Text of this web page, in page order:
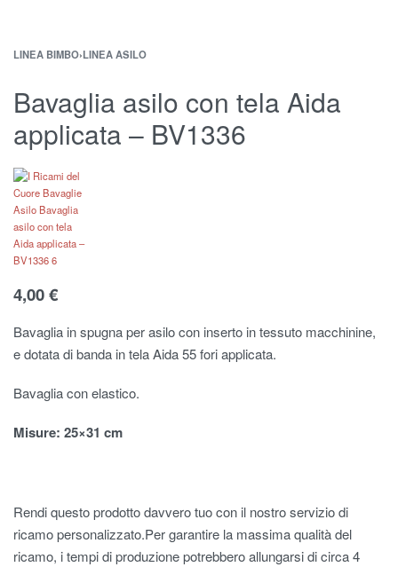
LINEA BIMBO›LINEA ASILO
Bavaglia asilo con tela Aida
applicata – BV1336
4,00€
Bavaglia in spugna per asilo con inserto in tessuto macchinine,
e dotata di banda in tela Aida 55 fori applicata.
Bavaglia con elastico.
Misure: 25×31 cm
Rendi questo prodotto davvero tuo con il nostro servizio di
ricamo personalizzato.Per garantire la massima qualità del
ricamo, i tempi di produzione potrebbero allungarsi di circa 4